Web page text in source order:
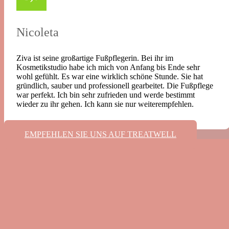
Nicoleta
Ziva ist seine großartige Fußpflegerin. Bei ihr im
Kosmetikstudio habe ich mich von Anfang bis Ende sehr
wohl gefühlt. Es war eine wirklich schöne Stunde. Sie hat
gründlich, sauber und professionell gearbeitet. Die Fußpflege
war perfekt. Ich bin sehr zufrieden und werde bestimmt
wieder zu ihr gehen. Ich kann sie nur weiterempfehlen.
EMPFEHLEN SIE UNS AUF TREATWELL